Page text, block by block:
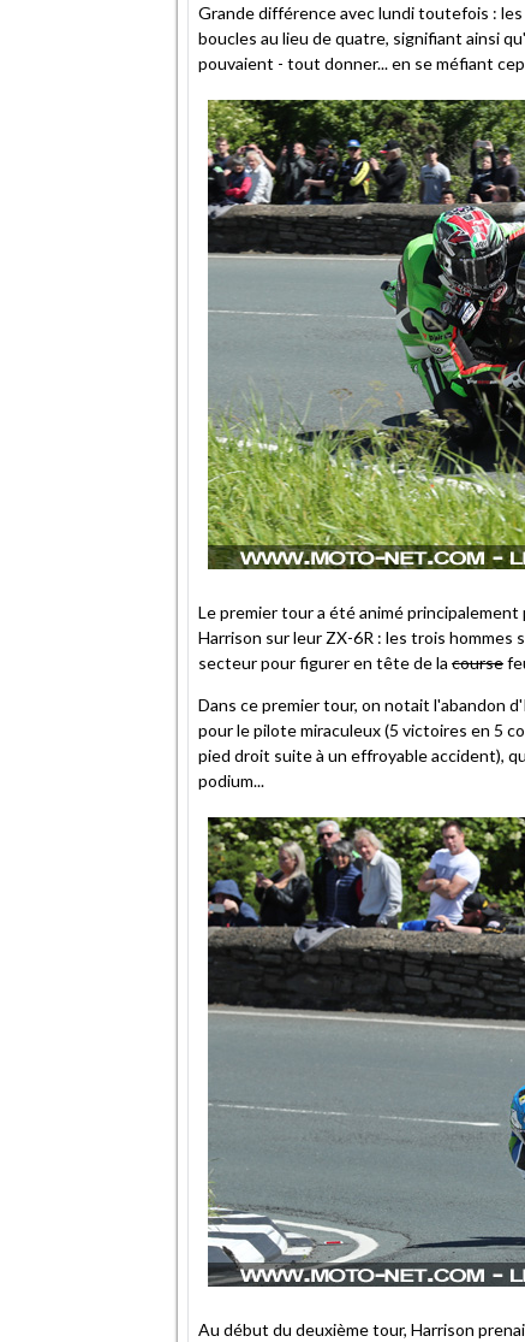
Grande différence avec lundi toutefois :
boucles au lieu de quatre, signifiant ainsi
pouvaient - tout donner... en se méfiant
Le premier tour a été animé principalement
Harrison sur leur ZX-6R : les trois
secteur pour figurer en tête de la course
Dans ce premier tour, on notait l'abandon
pour le pilote miraculeux (5 victoires en 5
pied droit suite à un effroyable accident),
podium...
Au début du deuxième tour, Harrison